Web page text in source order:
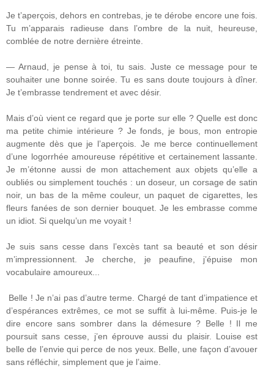
Je t’aperçois, dehors en contrebas, je te dérobe encore une fois.
Tu m’apparais radieuse dans l’ombre de la nuit, heureuse,
comblée de notre dernière étreinte.
— Arnaud, je pense à toi, tu sais. Juste ce message pour te
souhaiter une bonne soirée. Tu es sans doute toujours à dîner.
Je t’embrasse tendrement et avec désir.
Mais d’où vient ce regard que je porte sur elle ? Quelle est donc
ma petite chimie intérieure ? Je fonds, je bous, mon entropie
augmente dès que je l’aperçois. Je me berce continuellement
d’une logorrhée amoureuse répétitive et certainement lassante.
Je m’étonne aussi de mon attachement aux objets qu’elle a
oubliés ou simplement touchés : un doseur, un corsage de satin
noir, un bas de la même couleur, un paquet de cigarettes, les
fleurs fanées de son dernier bouquet. Je les embrasse comme
un idiot. Si quelqu’un me voyait !
Je suis sans cesse dans l’excès tant sa beauté et son désir
m’impressionnent. Je cherche, je peaufine, j’épuise mon
vocabulaire amoureux...
Belle ! Je n’ai pas d’autre terme. Chargé de tant d’impatience et
d’espérances extrêmes, ce mot se suffit à lui-même. Puis-je le
dire encore sans sombrer dans la démesure ? Belle ! Il me
poursuit sans cesse, j’en éprouve aussi du plaisir. Louise est
belle de l’envie qui perce de nos yeux. Belle, une façon d’avouer
sans réfléchir, simplement que je l’aime.